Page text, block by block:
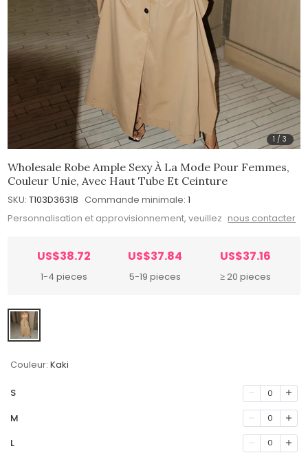
1 /3
Wholesale Robe Ample Sexy À La Mode Pour Femmes,
Couleur Unie, Avec Haut Tube Et Ceinture
SKU: T103D3631B Commande minimale: 1
Personnalisation et approvisionnement, veuillez nous contacter
US$38.72
1-4 pieces
US$37.84
5-19 pieces
US$37.16
≥ 20 pieces
Couleur: Kaki
S 0
M 0
L 0